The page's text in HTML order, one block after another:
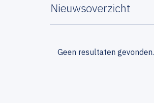
Nieuwsoverzicht
Geen resultaten gevonden.